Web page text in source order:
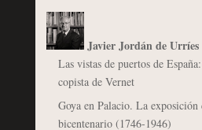
Javier Jordán de Urríes
Las vistas de puertos de
copista de Vernet
Goya en Palacio. La
bicentenario (1746-1946)